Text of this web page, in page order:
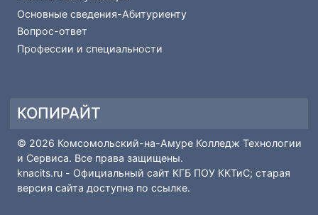
ПОПУЛЯРНЫЕ МАТЕРИАЛЫ
Основные сведения-Абитуриенту
Профессии и специальности